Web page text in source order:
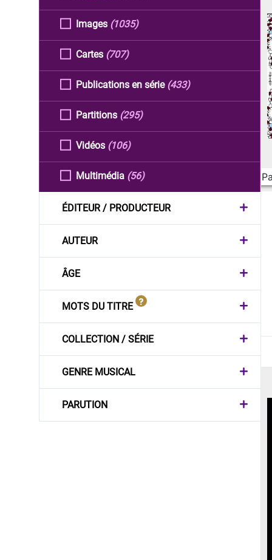
Images (1035)
Cartes (707)
Publications en série (433)
Partitions (295)
Vidéos (106)
Multimédia (56)
ÉDITEUR / PRODUCTEUR
AUTEUR
ÂGE
MOTS DU TITRE
COLLECTION / SÉRIE
GENRE MUSICAL
PARUTION